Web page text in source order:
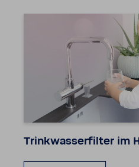
Trink­was­ser­filter im